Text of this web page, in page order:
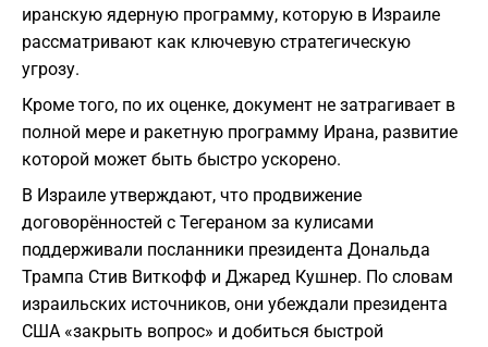
иранскую ядерную программу, которую в Израиле
рассматривают как ключевую стратегическую
угрозу.
Кроме того, по их оценке, документ не затрагивает в
полной мере и ракетную программу Ирана, развитие
которой может быть быстро ускорено.
В Израиле утверждают, что продвижение
договорённостей с Тегераном за кулисами
поддерживали посланники президента Дональда
Трампа Стив Виткофф и Джаред Кушнер. По словам
израильских источников, они убеждали президента
США «закрыть вопрос» и добиться быстрой